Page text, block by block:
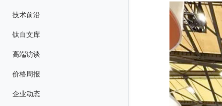
技术前沿
钛白文库
高端访谈
价格周报
企业动态